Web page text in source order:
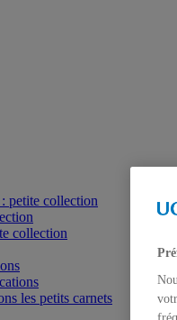
petite collection
collection
les petits carnets